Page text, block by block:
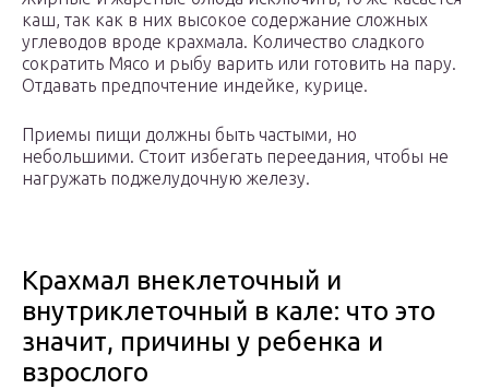
каш, так как в них высокое содержание сложных
углеводов вроде крахмала. Количество сладкого
сократить Мясо и рыбу варить или готовить на пару.
Отдавать предпочтение индейке, курице.
Приемы пищи должны быть частыми, но
небольшими. Стоит избегать переедания, чтобы не
нагружать поджелудочную железу.
Крахмал внеклеточный и
внутриклеточный в кале: что это
значит, причины у ребенка и
взрослого